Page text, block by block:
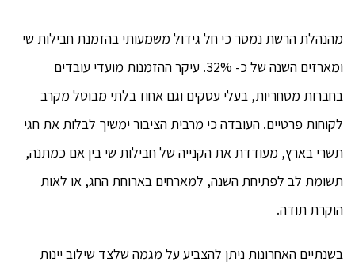
מהנהלת הרשת נמסר כי חל גידול משמעותי בהזמנת חבילות שי
ומארזים השנה של כ- 32%. עיקר ההזמנות מועדי עובדים
בחברות מסחריות, בעלי עסקים וגם אחוז בלתי מבוטל מקרב
לקוחות פרטיים. העובדה כי מרבית הציבור ימשיך לבלות את חגי
תשרי בארץ, מעודדת את הקנייה של חבילות שי בין אם כמתנה,
תשומת לב לפתיחת השנה, למארחים בארוחת החג, או לאות
הוקרת תודה.
בשנתיים האחרונות ניתן להצביע על מגמה שלצד שילוב יינות